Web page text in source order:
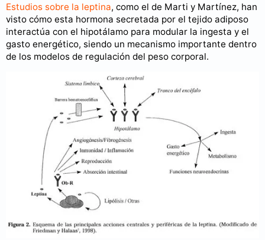
Estudios sobre la leptina, como el de Marti y Martínez, han
visto cómo esta hormona secretada por el tejido adiposo
interactúa con el hipotálamo para modular la ingesta y el
gasto energético, siendo un mecanismo importante dentro
de los modelos de regulación del peso corporal.